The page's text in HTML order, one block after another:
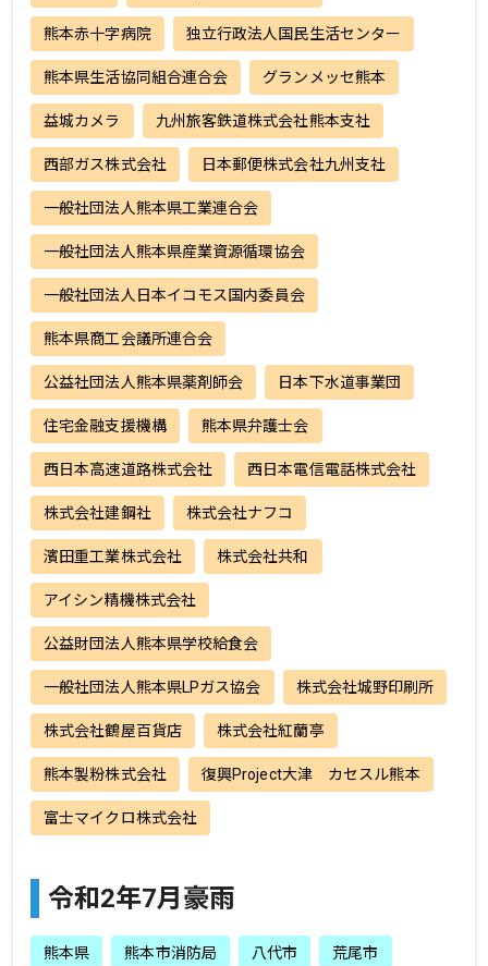
熊本赤十字病院 独立行政法人国民生活センター
熊本県生活協同組合連合会 グランメッセ熊本
益城カメラ 九州旅客鉄道株式会社熊本支社
西部ガス株式会社 日本郵便株式会社九州支社
一般社団法人熊本県工業連合会
一般社団法人熊本県産業資源循環協会
一般社団法人日本イコモス国内委員会
熊本県商工会議所連合会
公益社団法人熊本県薬剤師会 日本下水道事業団
住宅金融支援機構 熊本県弁護士会
西日本高速道路株式会社 西日本電信電話株式会社
株式会社建鋼社 株式会社ナフコ
濱田重工業株式会社 株式会社共和
アイシン精機株式会社
公益財団法人熊本県学校給食会
一般社団法人熊本県LPガス協会 株式会社城野印刷所
株式会社鶴屋百貨店 株式会社紅蘭亭
熊本製粉株式会社 復興Project大津 カセスル熊本
富士マイクロ株式会社
令和2年7月豪雨
熊本県 熊本市消防局 八代市 荒尾市